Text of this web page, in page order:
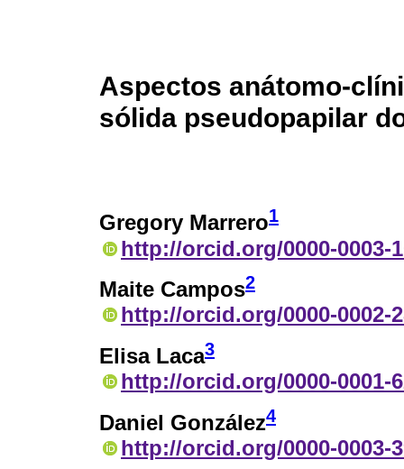
Aspectos anátomo-
sólida pseudopapilar
Gregory Marrero1
http://orcid.org/0000-0003-
Maite Campos2
http://orcid.org/0000-0002-
Elisa Laca3
http://orcid.org/0000-0001-
Daniel González4
http://orcid.org/0000-0003-